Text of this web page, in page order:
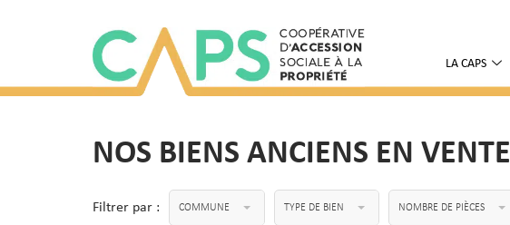
LA CAPS
NOS BIENS ANCIENS EN VENTE
Filtrer par : COMMUNE TYPE DE BIEN NOMBRE DE PIÈCES